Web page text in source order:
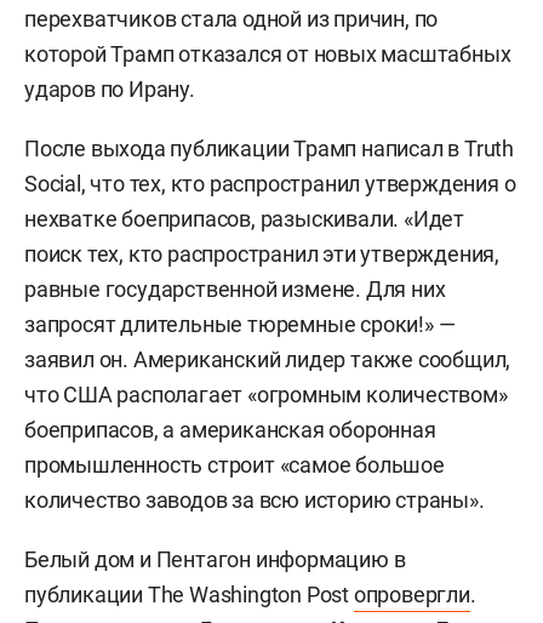
перехватчиков стала одной из причин, по
которой Трамп отказался от новых масштабных
ударов по Ирану.
После выхода публикации Трамп написал в Truth
Social, что тех, кто распространил утверждения о
нехватке боеприпасов, разыскивали. «Идет
поиск тех, кто распространил эти утверждения,
равные государственной измене. Для них
запросят длительные тюремные сроки!» —
заявил он. Американский лидер также сообщил,
что США располагает «огромным количеством»
боеприпасов, а американская оборонная
промышленность строит «самое большое
количество заводов за всю историю страны».
Белый дом и Пентагон информацию в
публикации The Washington Postопровергли.